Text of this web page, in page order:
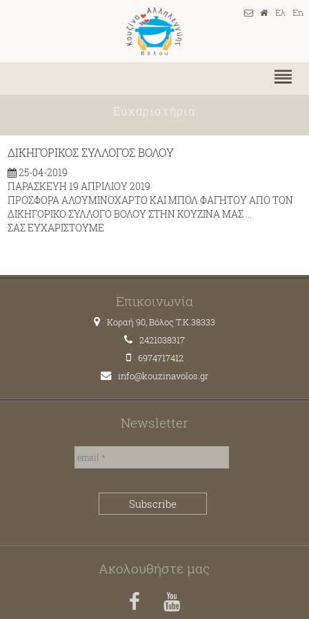
Ελ En
Ευχαριστήρια
ΔΙΚΗΓΟΡΙΚΟΣ ΣΥΛΛΟΓΟΣ ΒΟΛΟΥ
25-04-2019
ΠΑΡΑΣΚΕΥΗ 19 ΑΠΡΙΛΙΟΥ 2019
ΠΡΟΣΦΟΡΑ ΑΛΟΥΜΙΝΟΧΑΡΤΟ ΚΑΙ ΜΠΟΛ ΦΑΓΗΤΟΥ ΑΠΟ ΤΟΝ
ΔΙΚΗΓΟΡΙΚΟ ΣΥΛΛΟΓΟ ΒΟΛΟΥ ΣΤΗΝ ΚΟΥΖΙΝΑ ΜΑΣ ...
ΣΑΣ ΕΥΧΑΡΙΣΤΟΥΜΕ
Επικοινωνία
Κοραή 90, Βόλος T.K.38333
2421038317
6974717412
info@kouzinavolos.gr
Newsletter
Ακολουθήστε μας